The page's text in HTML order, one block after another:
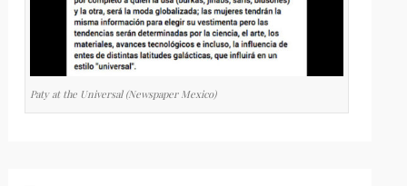
Paty at the Universal (Newspaper Mexico)